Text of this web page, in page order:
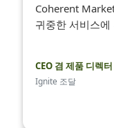
Coherent
귀중한 서비스
CEO 겸 제품 디렉터
Ignite 조달